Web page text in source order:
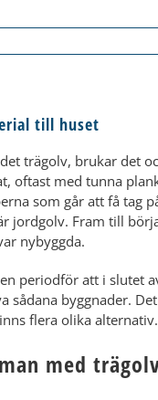
till huset
trägolv, brukar det
oftast med tunna
som går att få tag
jordgolv. Fram till
nybyggda.
periodför att i slutet
sådana byggnader.
flera olika alternativ.
med